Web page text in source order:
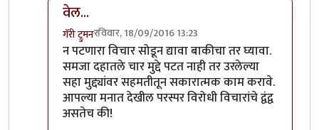
वेल...
गॅरी ट्रुमनरविवार, 18/09/2016 13:23
In reply toसह्मत आहेbyप्रकाश घाटपांडे
न पटणारा विचार सोडून द्यावा बाकीचा तर घ्यावा.
समजा दहातले चार मुद्दे पटत नाही तर उरलेल्या
सहा मुद्द्यांवर सहमतीतून सकारात्मक काम करावे.
आपल्या मनात देखील परस्पर विरोधी विचारांचे द्वंद्व
असतेच की!